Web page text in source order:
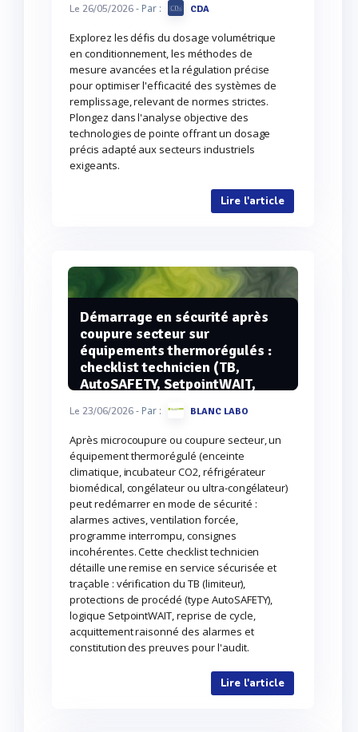
Le 26/05/2026- Par : CDA
Explorez les défis du dosage volumétrique
en conditionnement, les méthodes de
mesure avancées et la régulation précise
pour optimiser l'efficacité des systèmes de
remplissage, relevant de normes strictes.
Plongez dans l'analyse objective des
technologies de pointe offrant un dosage
précis adapté aux secteurs industriels
exigeants.
Lire l'article
Démarrage en sécurité après
coupure secteur sur
équipements thermorégulés :
checklist technicien (TB,
AutoSAFETY, SetpointWAIT,
Le 23/06/2026- Par : BLANC LABO
Après microcoupure ou coupure secteur, un
équipement thermorégulé (enceinte
climatique, incubateur CO2, réfrigérateur
biomédical, congélateur ou ultra-congélateur)
peut redémarrer en mode de sécurité :
alarmes actives, ventilation forcée,
programme interrompu, consignes
incohérentes. Cette checklist technicien
détaille une remise en service sécurisée et
traçable : vérification du TB (limiteur),
protections de procédé (type AutoSAFETY),
logique SetpointWAIT, reprise de cycle,
acquittement raisonné des alarmes et
constitution des preuves pour l'audit.
Lire l'article